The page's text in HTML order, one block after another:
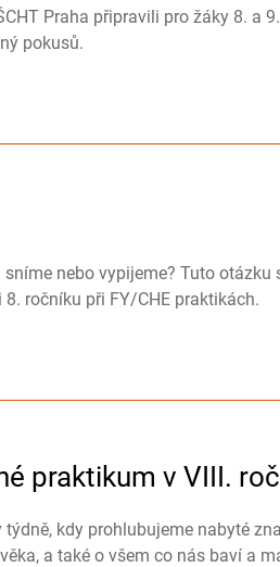
Praha připravili pro žáky 8. a
pokusů.
sníme nebo vypijeme? Tuto otázku
8. ročníku při FY/CHE praktikách.
praktikum v VIII.
týdně, kdy prohlubujeme nabyté
a také o všem co nás baví a